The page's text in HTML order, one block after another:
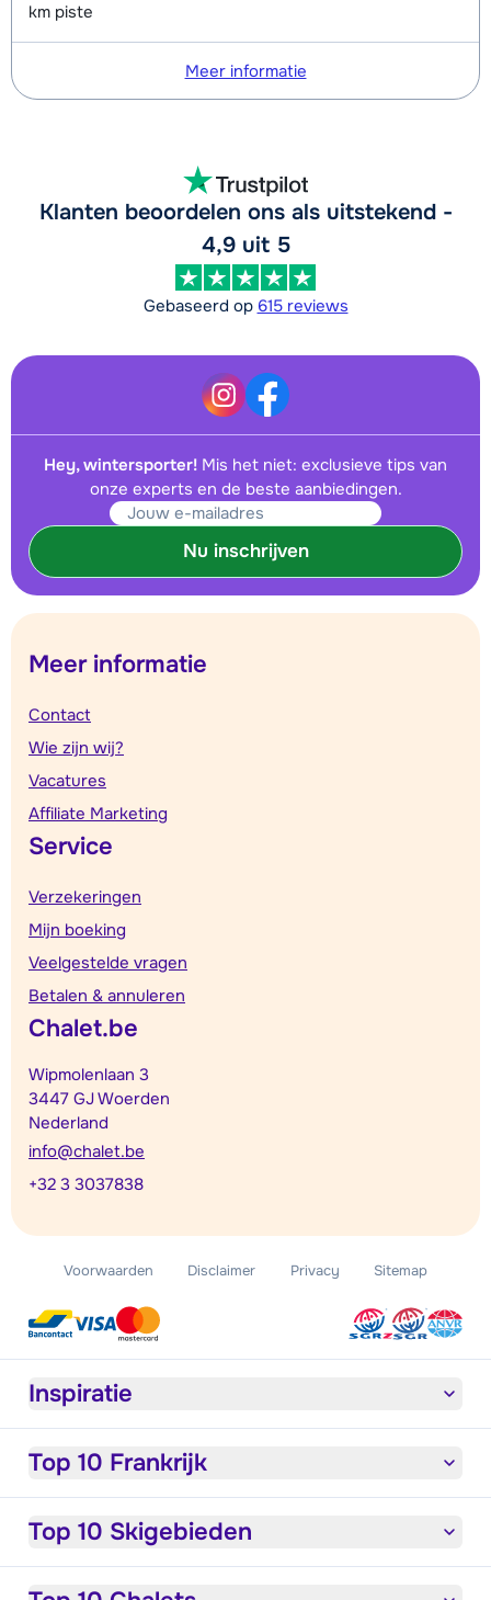
km piste
Meer informatie
Klanten beoordelen ons als uitstekend -
4,9 uit 5
Gebaseerd op 615 reviews
Hey, wintersporter! Mis het niet: exclusieve tips van
onze experts en de beste aanbiedingen.
Nu inschrijven
Meer informatie
Contact
Wie zijn wij?
Vacatures
Affiliate Marketing
Service
Verzekeringen
Mijn boeking
Veelgestelde vragen
Betalen & annuleren
Chalet.be
Wipmolenlaan 3
3447 GJ Woerden
Nederland
info@chalet.be
+32 3 3037838
Voorwaarden Disclaimer Privacy Sitemap
Inspiratie
Top 10 Frankrijk
Top 10 Skigebieden